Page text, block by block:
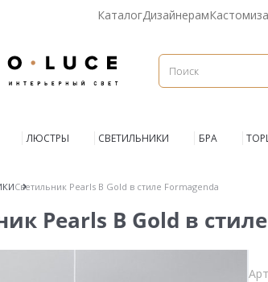
КаталогДизайнерам
ЛЮСТРЫ СВЕТИЛЬНИКИ БРА
Светильник Pearls B Gold в стиле Formagenda
Pearls B Gold в